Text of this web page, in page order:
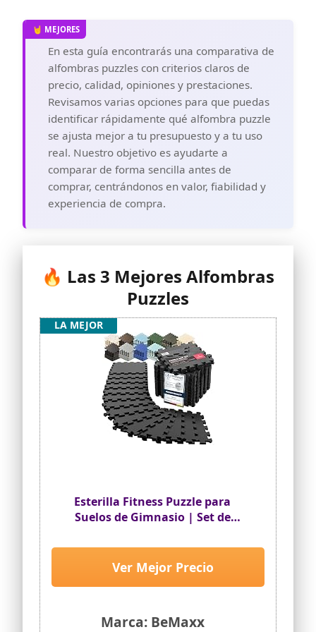
En esta guía encontrarás una comparativa de
alfombras puzzles con criterios claros de
precio, calidad, opiniones y prestaciones.
Revisamos varias opciones para que puedas
identificar rápidamente qué alfombra puzzle
se ajusta mejor a tu presupuesto y a tu uso
real. Nuestro objetivo es ayudarte a
comparar de forma sencilla antes de
comprar, centrándonos en valor, fiabilidad y
experiencia de compra.
🔥 Las 3 Mejores Alfombras
Puzzles
Esterilla Fitness Puzzle para
Suelos de Gimnasio | Set de
Caucho para Máquinas de
Deporte, Alfombrilla Protector
Expandible Tatami Tapiz
Marca: BeMaxx
Ver Mejor Precio
LA MEJOR